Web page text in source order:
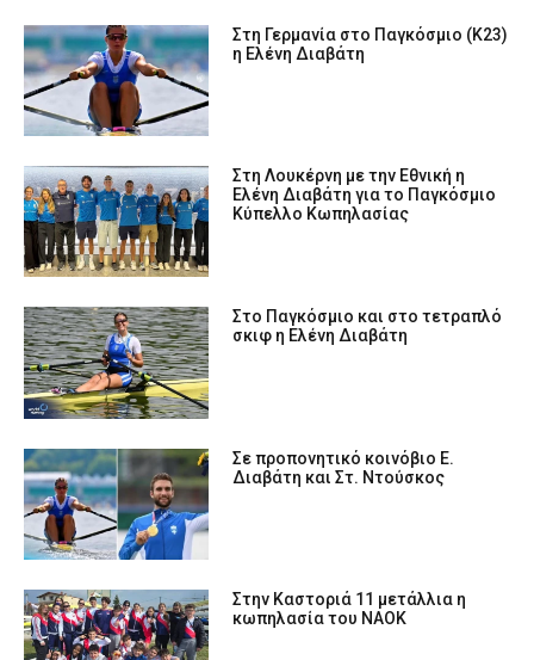
Στη Γερμανία στο Παγκόσμιο (Κ23)
η Ελένη Διαβάτη
Στη Λουκέρνη με την Εθνική η
Ελένη Διαβάτη για το Παγκόσμιο
Κύπελλο Κωπηλασίας
Στο Παγκόσμιο και στο τετραπλό
σκιφ η Ελένη Διαβάτη
Σε προπονητικό κοινόβιο Ε.
Διαβάτη και Στ. Ντούσκος
Στην Καστοριά 11 μετάλλια η
κωπηλασία του ΝΑΟΚ